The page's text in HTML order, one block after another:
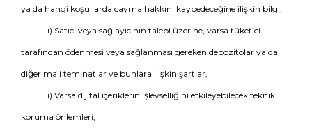
ya da hangi koşullarda cayma hakkını kaybedeceğine ilişkin bilgi,
ı) Satıcı veya sağlayıcının talebi üzerine, varsa tüketici
tarafından ödenmesi veya sağlanması gereken depozitolar ya da
diğer mali teminatlar ve bunlara ilişkin şartlar,
i) Varsa dijital içeriklerin işlevselliğini etkileyebilecek teknik
koruma önlemleri,